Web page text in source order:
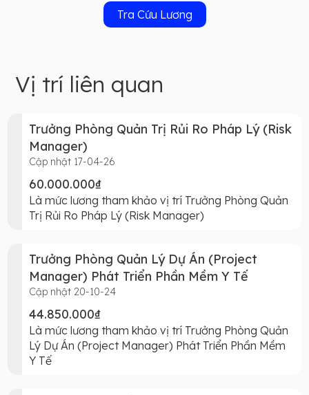
Tra Cứu Lương
Vị trí liên quan
Trưởng Phòng Quản Trị Rủi Ro Pháp Lý (Risk
Manager)
Cập nhật 17-04-26
60.000.000₫
Là mức lương tham khảo vị trí Trưởng Phòng Quản
Trị Rủi Ro Pháp Lý (Risk Manager)
Trưởng Phòng Quản Lý Dự Án (Project
Manager) Phát Triển Phần Mềm Y Tế
Cập nhật 20-10-24
44.850.000₫
Là mức lương tham khảo vị trí Trưởng Phòng Quản
Lý Dự Án (Project Manager) Phát Triển Phần Mềm
Y Tế